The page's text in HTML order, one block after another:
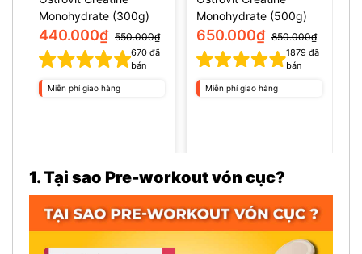
Monohydrate (300g)
440.000₫ 550.000₫
670đã
bán
Miễn phí giao hàng
Monohydrate (500g)
650.000₫ 850.000₫
1879 đã
bán
Miễn phí giao hàng
1. Tại sao Pre-workout vón cục?